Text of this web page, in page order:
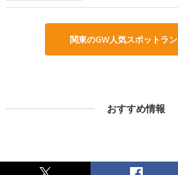
関東のGW人気スポットラ
おすすめ情報